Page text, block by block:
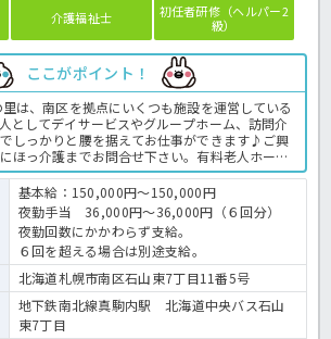
介護福祉士
初任者研修（ヘルパー2
級）
ここがポイント！
は、南区を拠点にいくつも施設を運営している
としてデイサービスやグループホーム、訪問介
しっかりと腰を据えてお仕事ができます♪ご興
ほっ介護までお問合せ下さい。有料老人ホーム
。 ＜介護職 正職員 有料老人ホームの求人＞
基本給：150,000円～150,000円
夜勤手当 36,000円～36,000円（６回分）
夜勤回数にかかわらず支給。
６回を超える場合は別途支給。
北海道札幌市南区石山東7丁目11番5号
地下鉄南北線真駒内駅 北海道中央バス石山
東7丁目